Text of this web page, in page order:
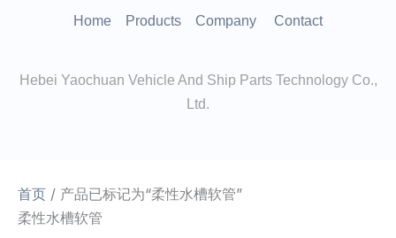
Home Products Company Contact
Hebei Yaochuan Vehicle And Ship Parts Technology Co.,
Ltd.
首页 / 产品已标记为“柔性水槽软管”
柔性水槽软管